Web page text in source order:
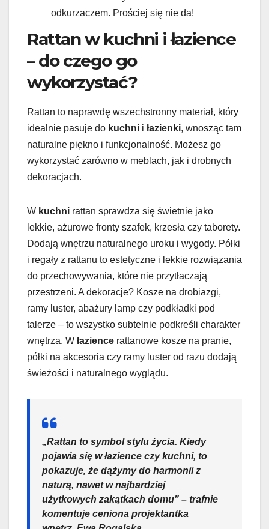
odkurzaczem. Prościej się nie da!
Rattan w kuchni i łazience
– do czego go
wykorzystać?
Rattan to naprawdę wszechstronny materiał, który
idealnie pasuje do kuchni i łazienki, wnosząc tam
naturalne piękno i funkcjonalność. Możesz go
wykorzystać zarówno w meblach, jak i drobnych
dekoracjach.
W kuchni rattan sprawdza się świetnie jako
lekkie, ażurowe fronty szafek, krzesła czy taborety.
Dodają wnętrzu naturalnego uroku i wygody. Półki
i regały z rattanu to estetyczne i lekkie rozwiązania
do przechowywania, które nie przytłaczają
przestrzeni. A dekoracje? Kosze na drobiazgi,
ramy luster, abażury lamp czy podkładki pod
talerze – to wszystko subtelnie podkreśli charakter
wnętrza. W łazience rattanowe kosze na pranie,
półki na akcesoria czy ramy luster od razu dodają
świeżości i naturalnego wyglądu.
„Rattan to symbol stylu życia. Kiedy
pojawia się w łazience czy kuchni, to
pokazuje, że dążymy do harmonii z
naturą, nawet w najbardziej
użytkowych zakątkach domu” – trafnie
komentuje ceniona projektantka